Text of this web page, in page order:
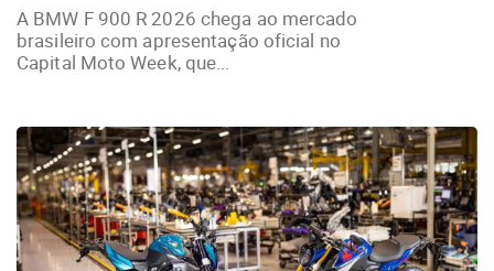
A BMW F 900 R 2026 chega ao mercado
brasileiro com apresentação oficial no
Capital Moto Week, que...